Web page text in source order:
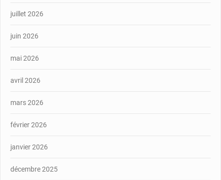
juillet 2026
juin 2026
mai 2026
avril 2026
mars 2026
février 2026
janvier 2026
décembre 2025